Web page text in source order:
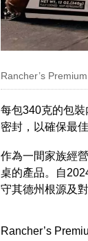
Rancher’s
每包340克的包
密封，以確保最
作為一間家族經
桌的產品。自
守其德州根源及
Rancher’s